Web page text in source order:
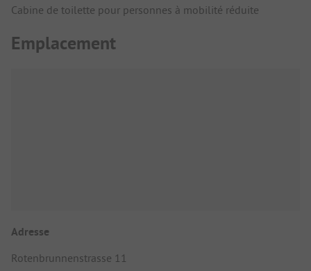
Cabine de toilette pour personnes à mobilité réduite
Emplacement
Adresse
Rotenbrunnenstrasse 11